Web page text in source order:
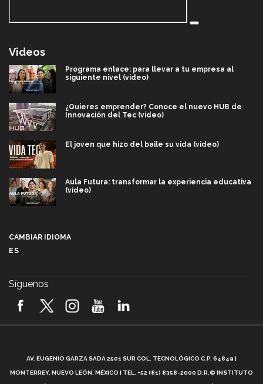
Videos
Programa enlace: para llevar a tu empresa al
siguiente nivel (video)
¿Quieres emprender? Conoce el nuevo HUB de
Innovación del Tec (video)
El joven que hizo del baile su vida (video)
Aula Futura: transformar la experiencia educativa
(video)
2026! (video)
¿Cómo es el Modelo Educativo Tec? (video)
CAMBIAR IDIOMA
ES
Síguenos
AV. EUGENIO GARZA SADA 2501 SUR COL. TECNOLÓGICO C.P. 64849 |
MONTERREY, NUEVO LEÓN, MÉXICO | TEL. +52 (81) 8358-2000 D.R.© INSTITUTO